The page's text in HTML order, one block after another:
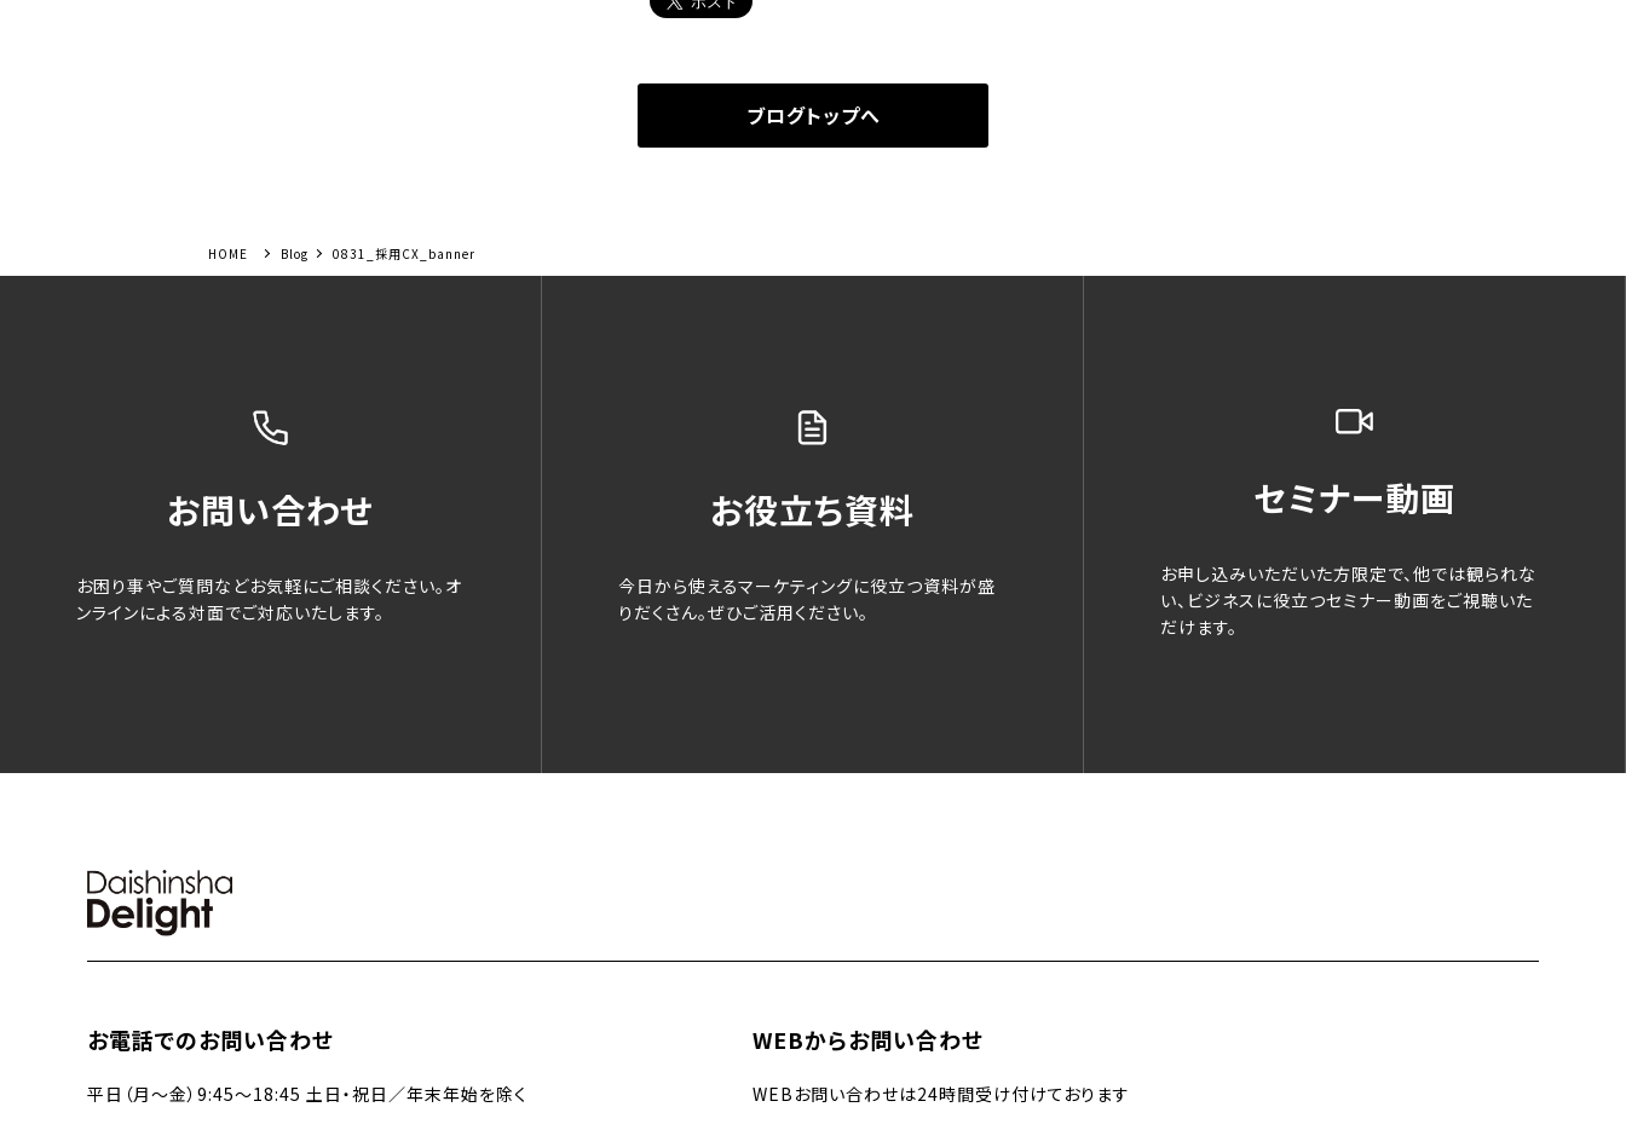
ブログトップへ
Blog 0831_採用CX_banner
お問い合わせ
お困り事やご質問などお気軽にご相談ください。オ
ンラインによる対面でご対応いたします。
お役立ち資料
今日から使えるマーケティングに役立つ資料が盛
りだくさん。ぜひご活用ください。
セミナー動画
お申し込みいただいた方限定で、他では観られな
い、ビジネスに役立つセミナー動画をご視聴いた
だけます。
お電話でのお問い合わせ
平日（月〜金）9:45〜18:45 土日・祝日／年末年始を除く
WEBからお問い合わせ
WEBお問い合わせは24時間受け付けております